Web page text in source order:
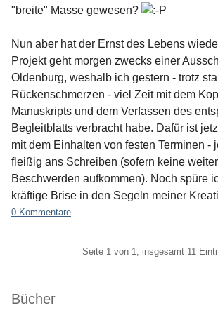
"breite" Masse gewesen?
Nun aber hat der Ernst des Lebens
Projekt geht morgen zwecks einer
Oldenburg, weshalb ich gestern - trotz
Rückenschmerzen - viel Zeit mit dem
Manuskripts und dem Verfassen des
Begleitblatts verbracht habe. Dafür ist
mit dem Einhalten von festen Terminen -
fleißig ans Schreiben (sofern keine
Beschwerden aufkommen). Noch spüre
kräftige Brise in den Segeln meiner
0 Kommentare
Seite 1 von 1, insgesamt 11
Seitenleiste
Bücher